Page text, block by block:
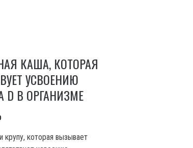
КАША, КОТОРАЯ
УСВОЕНИЮ
D В ОРГАНИЗМЕ
крупу, которая вызывает